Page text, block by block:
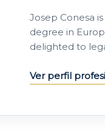
Josep Conesa
degree in
delighted to
Ver perfil